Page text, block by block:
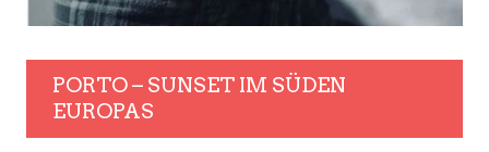
PORTO – SUNSET IM SÜDEN
EUROPAS